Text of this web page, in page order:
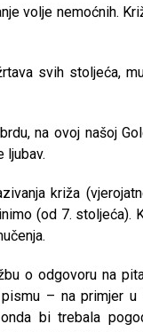
volje nemoćnih.
svih stoljeća,
na ovoj našoj
ljubav.
križa
(od 7. stoljeća).
o odgovoru na
– na primjer u
bi trebala